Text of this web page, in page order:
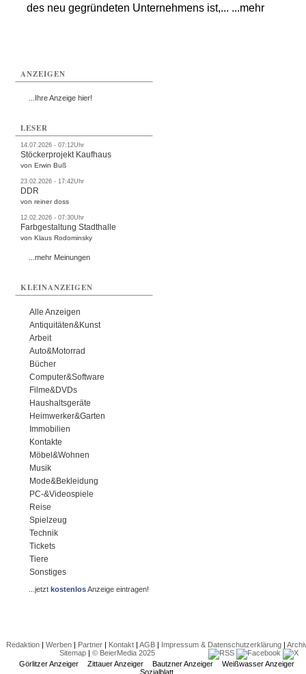
des neu gegründeten Unternehmens ist,... ...mehr
ANZEIGEN
...Ihre Anzeige hier!
LESER
14.07.2026 - 07:12Uhr
Stöckerprojekt Kaufhaus
von Erwin Buß
23.02.2026 - 17:42Uhr
DDR
von reiner doss
12.02.2026 - 07:30Uhr
Farbgestaltung Stadthalle
von Klaus Rodominsky
...mehr Meinungen
KLEINANZEIGEN
Alle Anzeigen
Antiquitäten&Kunst
Arbeit
Auto&Motorrad
Bücher
Computer&Software
Filme&DVDs
Haushaltsgeräte
Heimwerker&Garten
Immobilien
Kontakte
Möbel&Wohnen
Musik
Mode&Bekleidung
PC-&Videospiele
Reise
Spielzeug
Technik
Tickets
Tiere
Sonstiges
...jetztkostenlosAnzeige eintragen!
Redaktion| Werben| Partner| Kontakt| AGB| Impressum & Datenschutzerklärung|
Sitemap| © BeierMedia 2025
Görlitzer Anzeiger
Zittauer Anzeiger Bautzner Anzeiger
Weißwasser Anzeiger
Sozialblatt